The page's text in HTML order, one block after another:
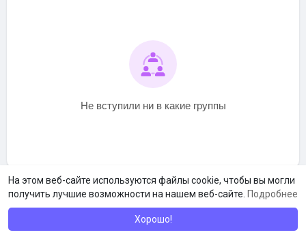
На этом веб-сайте используются файлы cookie, чтобы вы могли
получить лучшие возможности на нашем веб-сайте. Подробнее
Хорошо!
Не вступили ни в какие группы